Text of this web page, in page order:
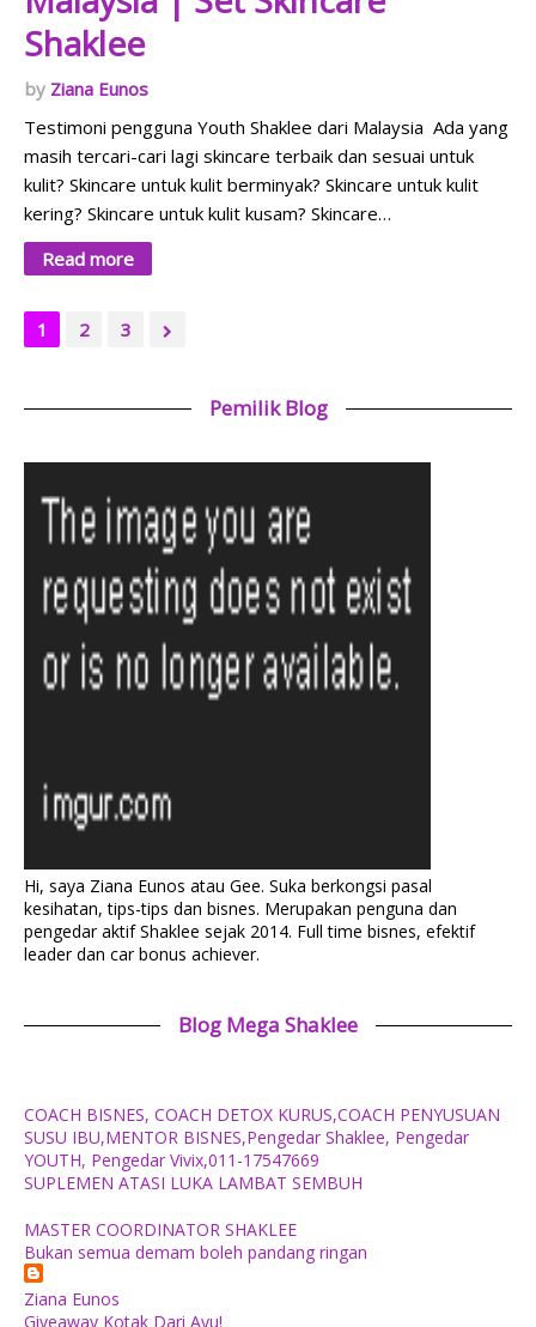
Shaklee
Ziana Eunos
Testimoni pengguna Youth Shaklee dari Malaysia Ada yang
masih tercari-cari lagi skincare terbaik dan sesuai untuk
kulit? Skincare untuk kulit berminyak? Skincare untuk kulit
kering? Skincare untuk kulit kusam? Skincare…
Read more
1 2 3
Pemilik Blog
Hi, saya Ziana Eunos atau Gee. Suka berkongsi pasal
kesihatan, tips-tips dan bisnes. Merupakan penguna dan
pengedar aktif Shaklee sejak 2014. Full time bisnes, efektif
leader dan car bonus achiever.
Blog Mega Shaklee
COACH BISNES, COACH DETOX KURUS,COACH PENYUSUAN
SUSU IBU,MENTOR BISNES,Pengedar Shaklee, Pengedar
YOUTH, Pengedar Vivix,011-17547669
SUPLEMEN ATASI LUKA LAMBAT SEMBUH
MASTER COORDINATOR SHAKLEE
Bukan semua demam boleh pandang ringan
Ziana Eunos
Giveaway Kotak Dari Ayu!